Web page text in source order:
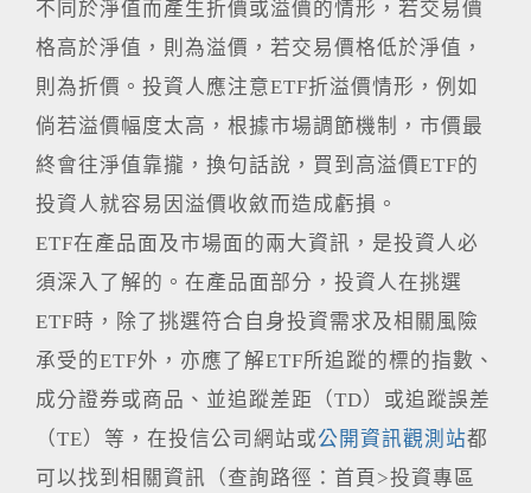
不同於淨值而產生折價或溢價的情形，若交易價
格高於淨值，則為溢價，若交易價格低於淨值，
則為折價。投資人應注意ETF折溢價情形，例如
倘若溢價幅度太高，根據市場調節機制，市價最
終會往淨值靠攏，換句話說，買到高溢價ETF的
投資人就容易因溢價收斂而造成虧損。
ETF在產品面及市場面的兩大資訊，是投資人必
須深入了解的。在產品面部分，投資人在挑選
ETF時，除了挑選符合自身投資需求及相關風險
承受的ETF外，亦應了解ETF所追蹤的標的指數、
成分證券或商品、並追蹤差距（TD）或追蹤誤差
（TE）等，在投信公司網站或公開資訊觀測站都
可以找到相關資訊（查詢路徑：首頁>投資專區